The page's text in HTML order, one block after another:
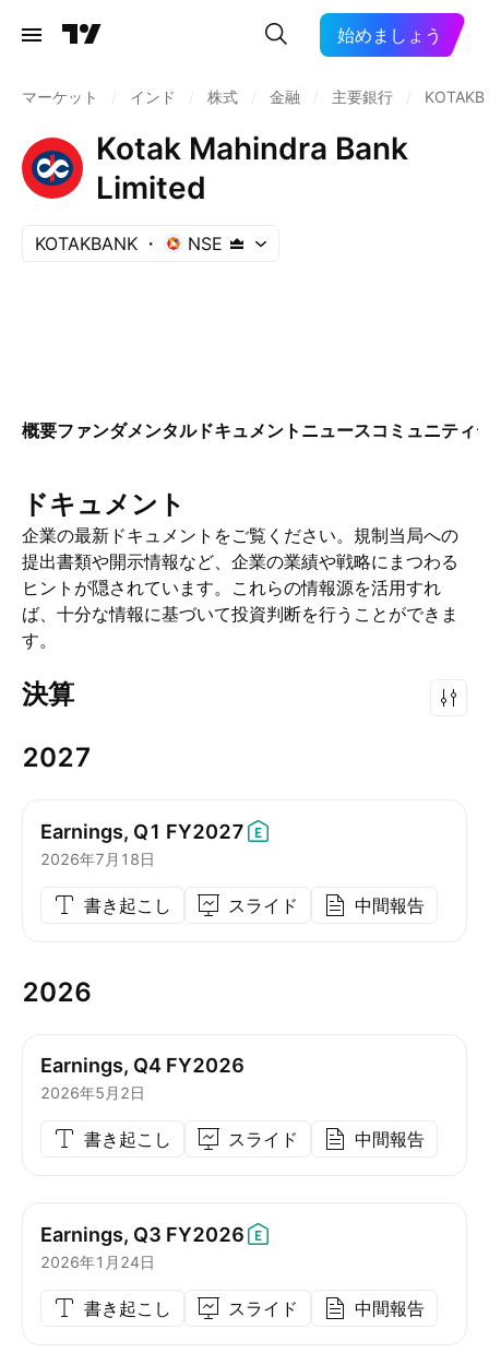
始めましょう
マーケット インド 株式 金融 主要銀行
Kotak Mahindra Bank
Limited
KOTAKBANK NSE
概要ファンダメンタルドキュメント ニュースコミュニティ
ドキュメント
企業の最新ドキュメントをご覧ください。規制当局への
提出書類や開示情報など、企業の業績や戦略にまつわる
ヒントが隠されています。これらの情報源を活用すれ
ば、十分な情報に基づいて投資判断を行うことができま
す。
決算
2027
Earnings, Q1 FY2027
2026年7月18日
書き起こし スライド 中間報告
2026
Earnings, Q4 FY2026
2026年5月2日
書き起こし スライド 中間報告
Earnings, Q3 FY2026
2026年1月24日
書き起こし スライド 中間報告